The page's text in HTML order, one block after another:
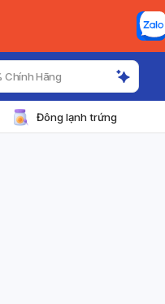
Chính Hãng
Đông lạnh trứng